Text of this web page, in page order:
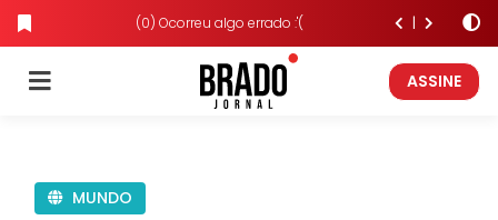
(0) Ocorreu algo errado :'(
ASSINE
MUNDO